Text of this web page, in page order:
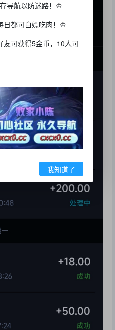
导航以防迷路！♔
日都可白嫖吃肉！♔
可获得5金币，10人可
我知道了